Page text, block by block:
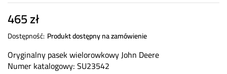
465zł
Dostępność: Produkt dostępny na zamówienie
Oryginalny pasek wielorowkowy John Deere
Numer katalogowy: SU23542